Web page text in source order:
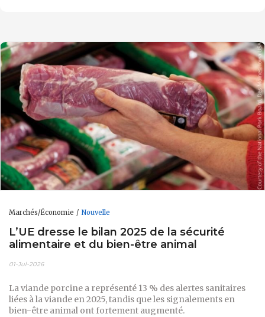
Marchés/Économie Nouvelle
L’UE dresse le bilan 2025 de la sécurité
alimentaire et du bien-être animal
01-Jul-2026
La viande porcine a représenté 13 % des alertes sanitaires
liées à la viande en 2025, tandis que les signalements en
bien-être animal ont fortement augmenté.